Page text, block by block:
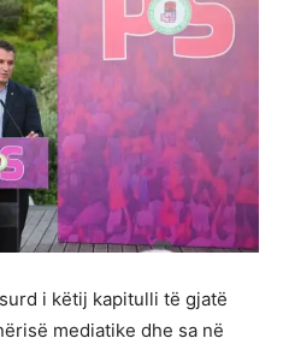
i këtij kapitulli të gjatë
mediatike dhe sa në